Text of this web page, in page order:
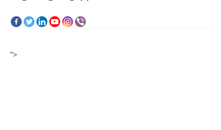
">